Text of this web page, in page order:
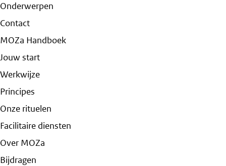
Onderwerpen
Contact
MOZa Handboek
Jouw start
Werkwijze
Principes
Onze rituelen
Facilitaire diensten
Over MOZa
Bijdragen